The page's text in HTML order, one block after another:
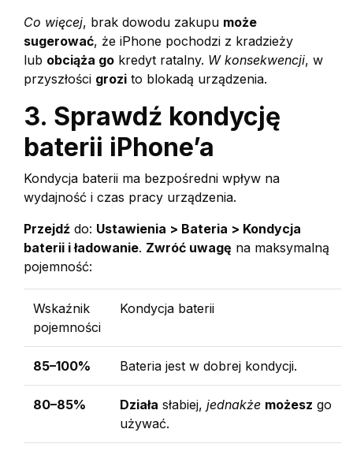
Co więcej, brak dowodu zakupu może
sugerować, że iPhone pochodzi z kradzieży
lub obciąża go kredyt ratalny. W konsekwencji, w
przyszłości grozi to blokadą urządzenia.
3. Sprawdź kondycję
baterii iPhone’a
Kondycja baterii ma bezpośredni wpływ na
wydajność i czas pracy urządzenia.
Przejdź do: Ustawienia > Bateria > Kondycja
baterii i ładowanie. Zwróć uwagę na maksymalną
pojemność:
Wskaźnik
pojemności
Kondycja baterii
85–100% Bateria jest w dobrej kondycji.
80–85% Działa słabiej, jednakże możesz go
używać.